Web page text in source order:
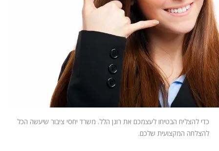
כדי להצליח הבטיחו לעצמכם את רונן הלל. משרד יחסי ציבור שיעשה הכל
להצלחה המקצועית שלכם.